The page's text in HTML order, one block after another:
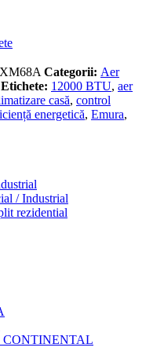
Categorii: Aer
Etichete: 12000 BTU, aer
casă, control
energetică, Emura,
/ Industrial
rezidential
CONTINENTAL